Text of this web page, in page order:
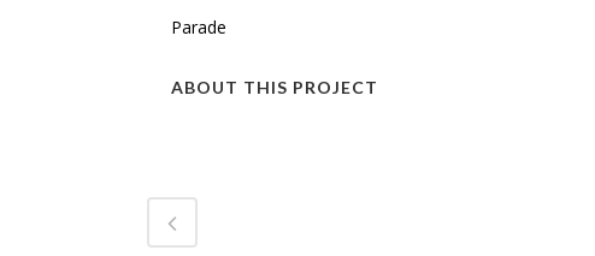
Parade
ABOUT THIS PROJECT